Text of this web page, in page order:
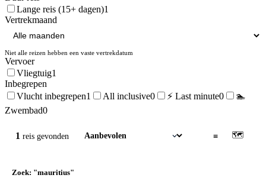
Lange reis (15+ dagen)1
Vertrekmaand
Niet alle reizen hebben een vaste vertrekdatum
Vervoer
Vliegtuig1
Inbegrepen
Vlucht inbegrepen1 All inclusive0 ⚡ Last minute0
🏊
Zwembad0
1 reis gevonden ≡ 🗺
Zoek: "mauritius"